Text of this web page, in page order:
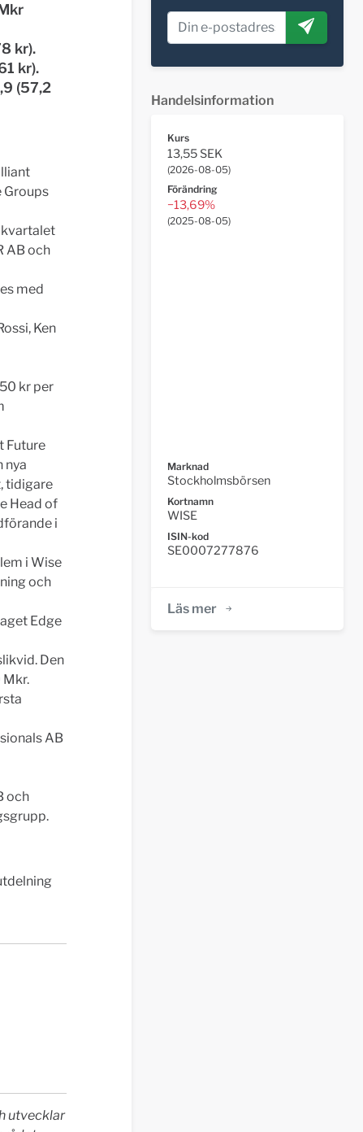
kr).
kr).
(57,2
Groups
AB och
med
Ken
kr per
Future
nya
tidigare
Head of
i
i Wise
och
Edge
Den
AB
och
utvecklar
Handelsinformation
Kurs
13,55 SEK
(2026-08-05)
Förändring
−13,69%
(2025-08-05)
Marknad
Stockholmsbörsen
Kortnamn
WISE
ISIN-kod
SE0007277876
Läs mer